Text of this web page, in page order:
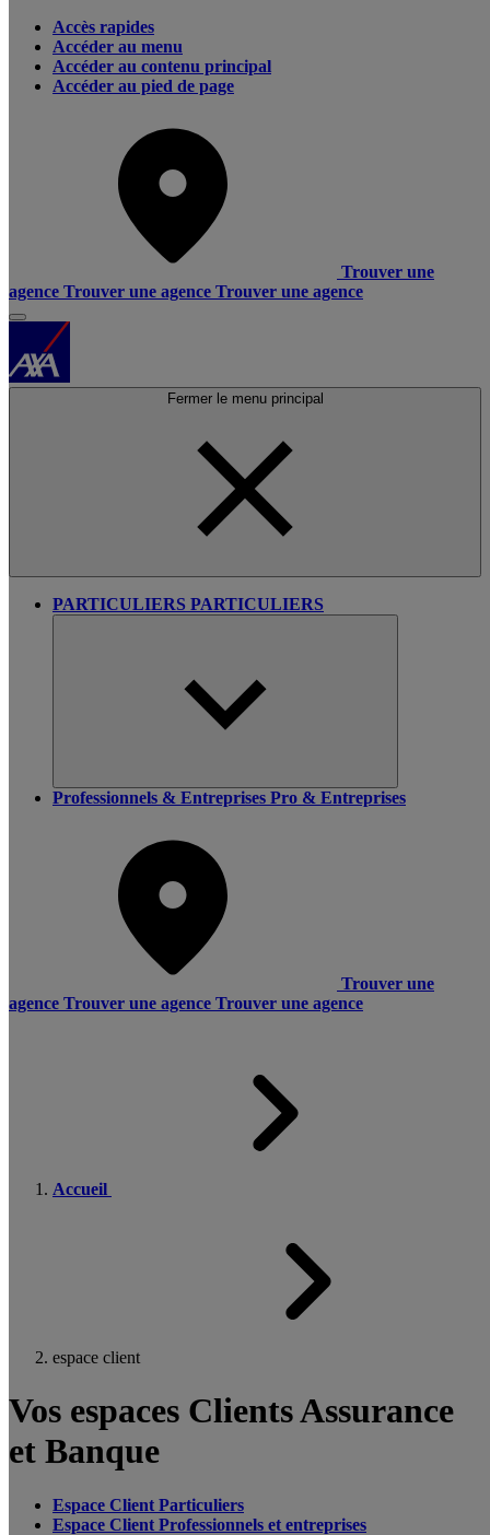
Accès rapides
Accéder au menu
Accéder au contenu principal
Accéder au pied de page
Trouver une
agence Trouver une agence Trouver une agence
Fermer le menu principal
PARTICULIERS PARTICULIERS
Professionnels & Entreprises Pro & Entreprises
Trouver une
agence Trouver une agence Trouver une agence
Accueil
espace client
Vos espaces Clients Assurance
et Banque
Espace Client Particuliers
Espace Client Professionnels et entreprises